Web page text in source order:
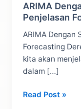
ARIMA
Penjelasan
ARIMA Dengan
Forecasting
kita akan
dalam […]
ARIMA
Read Post »